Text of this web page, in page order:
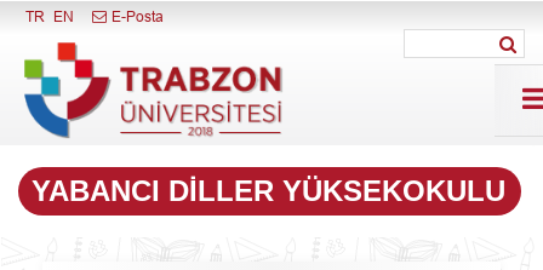
Menüyü Kapat
TR EN E-Posta
YABANCI DILLER YÜKSEKOKULU